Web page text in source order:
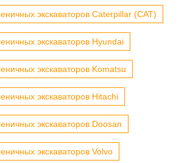
экскаваторов Caterpillar (CAT)
экскаваторов Hyundai
экскаваторов Komatsu
экскаваторов Hitachi
экскаваторов Doosan
экскаваторов Volvo